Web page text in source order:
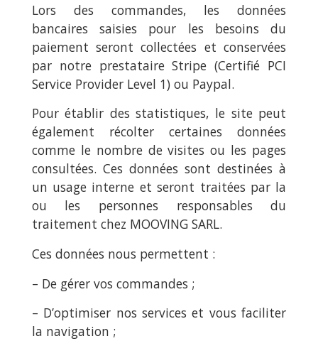
Lors des commandes, les données
bancaires saisies pour les besoins du
paiement seront collectées et conservées
par notre prestataire Stripe (Certifié PCI
Service Provider Level 1) ou Paypal.
Pour établir des statistiques, le site peut
également récolter certaines données
comme le nombre de visites ou les pages
consultées. Ces données sont destinées à
un usage interne et seront traitées par la
ou les personnes responsables du
traitement chez MOOVING SARL.
Ces données nous permettent :
– De gérer vos commandes ;
– D’optimiser nos services et vous faciliter
la navigation ;